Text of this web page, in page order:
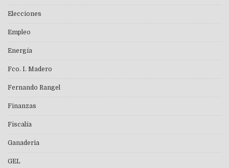
Elecciones
Empleo
Energía
Fco. I. Madero
Fernando Rangel
Finanzas
Fiscalía
Ganaderia
GEL